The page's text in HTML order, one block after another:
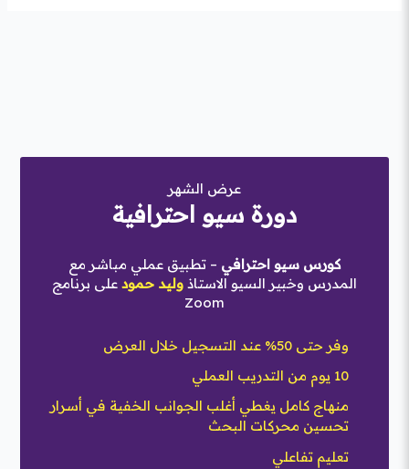
عرض الشهر
دورة سيو احترافية
كورس سيو احترافي – تطبيق عملي مباشر مع
المدرس وخبير السيو الاستاذ وليد حمود على برنامج
Zoom
وفر حتى 50% عند التسجيل خلال العرض
10 يوم من التدريب العملي
منهاج كامل يغطي أغلب الجوانب الخفية في أسرار
تحسين محركات البحث
تعليم تفاعلي